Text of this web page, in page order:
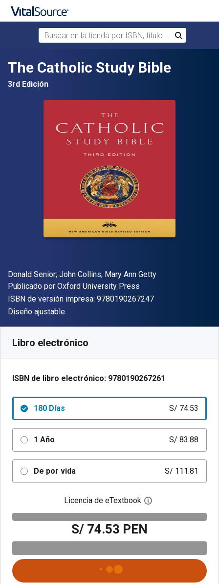
Saltar al contenido principal
Buscar en la tienda por ISBN, título o autor
Buscar
The Catholic Study Bible
3rd Edición
Autor(es)
Donald Senior; John Collins; Mary Ann Getty
Editor
Publicado por Oxford University Press
ISBN de versión impresa: 9780190267247"ISBN-13
Formato
Diseño ajustable
Libro electrónico
ISBN de libro electrónico: 9780190267261
180 Días S/ 74.53
1 Año S/ 83.88
De por vida S/ 111.81
Licencia de eTextbook Abre el cuadro de
S/ 74.53 PEN